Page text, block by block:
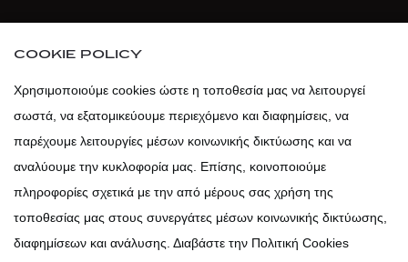
atticadps
COOKIE POLICY
Χρησιμοποιούμε cookies ώστε η τοποθεσία μας να λειτουργεί
σωστά, να εξατομικεύουμε περιεχόμενο και διαφημίσεις, να
παρέχουμε λειτουργίες μέσων κοινωνικής δικτύωσης και να
αναλύουμε την κυκλοφορία μας. Επίσης, κοινοποιούμε
πληροφορίες σχετικά με την από μέρους σας χρήση της
τοποθεσίας μας στους συνεργάτες μέσων κοινωνικής δικτύωσης,
διαφημίσεων και ανάλυσης. Διαβάστε την Πολιτική Cookies